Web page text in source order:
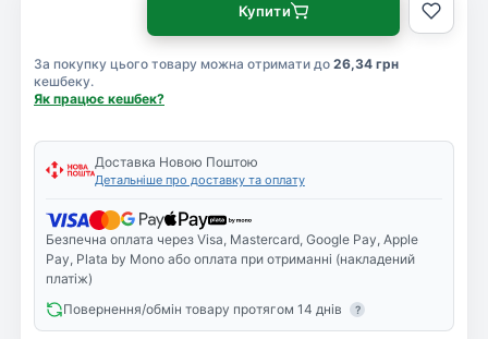
За покупку цього товару можна отримати до 26,34 грн
кешбеку.
Як працює кешбек?
Купити
Доставка Новою Поштою
Детальніше про доставку та оплату
Безпечна оплата через Visa, Mastercard, Google Pay, Apple
Pay, Plata by Mono або оплата при отриманні (накладений
платіж)
Повернення/обмін товару протягом 14 днів
?